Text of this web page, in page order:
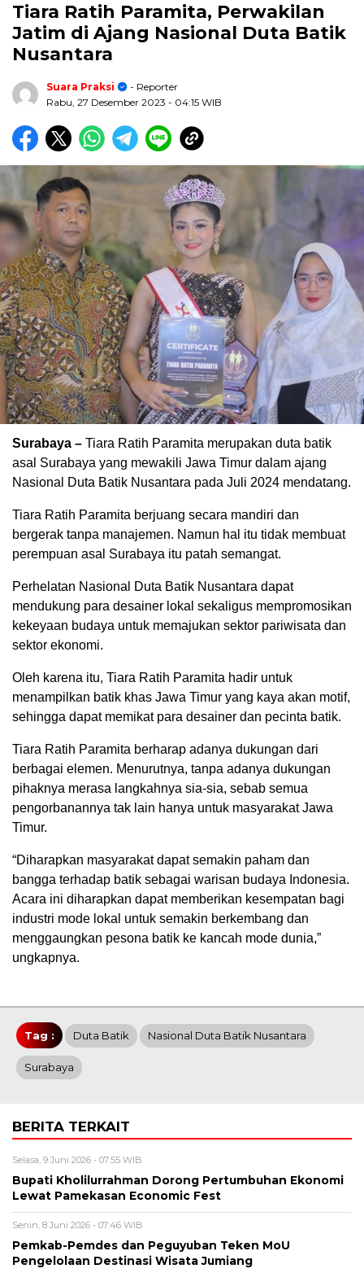
Tiara Ratih Paramita, Perwakilan
Jatim di Ajang Nasional Duta Batik
Nusantara
Suara Praksi
- Reporter
Rabu, 27 Desember 2023 - 04:15 WIB
Surabaya – Tiara Ratih Paramita merupakan duta batik
asal Surabaya yang mewakili Jawa Timur dalam ajang
Nasional Duta Batik Nusantara pada Juli 2024 mendatang.
Tiara Ratih Paramita berjuang secara mandiri dan
bergerak tanpa manajemen. Namun hal itu tidak membuat
perempuan asal Surabaya itu patah semangat.
Perhelatan Nasional Duta Batik Nusantara dapat
mendukung para desainer lokal sekaligus mempromosikan
kekeyaan budaya untuk memajukan sektor pariwisata dan
sektor ekonomi.
Oleh karena itu, Tiara Ratih Paramita hadir untuk
menampilkan batik khas Jawa Timur yang kaya akan motif,
sehingga dapat memikat para desainer dan pecinta batik.
Tiara Ratih Paramita berharap adanya dukungan dari
berbagai elemen. Menurutnya, tanpa adanya dukungan
pihaknya merasa langkahnya sia-sia, sebab semua
pengorbanannya tak lain hanya untuk masyarakat Jawa
Timur.
“Diharapkan masyarakat dapat semakin paham dan
bangga terhadap batik sebagai warisan budaya Indonesia.
Acara ini diharapkan dapat memberikan kesempatan bagi
industri mode lokal untuk semakin berkembang dan
menggaungkan pesona batik ke kancah mode dunia,”
ungkapnya.
Tag : Duta Batik Nasional Duta Batik Nusantara
Surabaya
BERITA TERKAIT
Selasa, 9 Juni 2026 - 07:55 WIB
Bupati Kholilurrahman Dorong Pertumbuhan Ekonomi
Lewat Pamekasan Economic Fest
Senin, 8 Juni 2026 - 07:46 WIB
Pemkab-Pemdes dan Peguyuban Teken MoU
Pengelolaan Destinasi Wisata Jumiang